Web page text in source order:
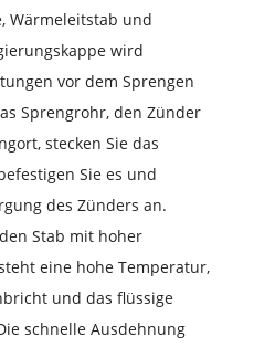
Wärmeleitstab und
wird
vor dem Sprengen
Sprengrohr, den Zünder
stecken Sie das
Sie es und
des Zünders an.
Stab mit hoher
eine hohe Temperatur,
und das flüssige
schnelle Ausdehnung